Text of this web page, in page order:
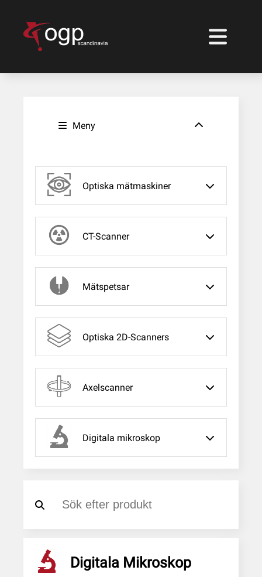
Meny
Optiska mätmaskiner
CT-Scanner
Mätspetsar
Optiska 2D-Scanners
Axelscanner
Digitala mikroskop
Digitala Mikroskop